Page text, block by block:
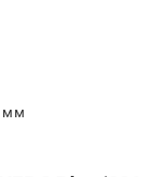
мм